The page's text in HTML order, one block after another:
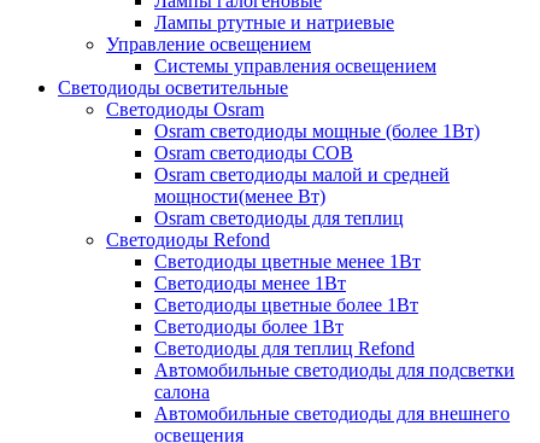
Лампы ртутные и натриевые
Управление освещением
Системы управления освещением
Светодиоды осветительные
Светодиоды Osram
Osram светодиоды мощные (более 1Вт)
Osram светодиоды COB
Osram светодиоды малой и средней
мощности(менее Вт)
Osram светодиоды для теплиц
Светодиоды Refond
Светодиоды цветные менее 1Вт
Светодиоды менее 1Вт
Светодиоды цветные более 1Вт
Светодиоды более 1Вт
Светодиоды для теплиц Refond
Автомобильные светодиоды для подсветки
салона
Автомобильные светодиоды для внешнего
освещения